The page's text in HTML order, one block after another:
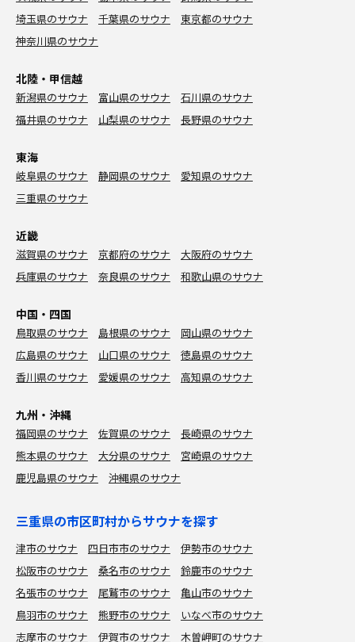
埼玉県のサウナ
千葉県のサウナ
東京都のサウナ
神奈川県のサウナ
北陸・甲信越
新潟県のサウナ 富山県のサウナ
石川県のサウナ
福井県のサウナ
山梨県のサウナ 長野県のサウナ
東海
岐阜県のサウナ 静岡県のサウナ
愛知県のサウナ
三重県のサウナ
近畿
滋賀県のサウナ 京都府のサウナ
大阪府のサウナ
兵庫県のサウナ
奈良県のサウナ 和歌山県のサウナ
中国・四国
鳥取県のサウナ 島根県のサウナ
岡山県のサウナ
広島県のサウナ
山口県のサウナ
徳島県のサウナ
香川県のサウナ
愛媛県のサウナ 高知県のサウナ
九州・沖縄
福岡県のサウナ 佐賀県のサウナ
長崎県のサウナ
熊本県のサウナ
大分県のサウナ
宮崎県のサウナ
鹿児島県のサウナ
沖縄県のサウナ
三重県の市区町村からサウナを探す
津市のサウナ 四日市市のサウナ
伊勢市のサウナ
松阪市のサウナ
桑名市のサウナ
鈴鹿市のサウナ
名張市のサウナ
尾鷲市のサウナ
亀山市のサウナ
鳥羽市のサウナ
熊野市のサウナ
いなべ市のサウナ
志摩市のサウナ
伊賀市のサウナ
木曽岬町のサウナ